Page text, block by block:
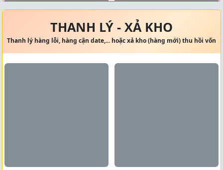
THANH LÝ - XẢ KHO
Thanh lý hàng lỗi, hàng cận date,... hoặc xả kho (hàng mới) thu hồi vốn